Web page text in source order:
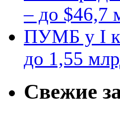
– до $46,7
ПУМБ у I
до 1,55
Свежие